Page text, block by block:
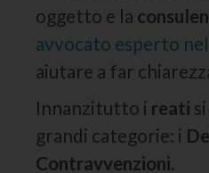
oggetto e la
avvocato esperto
aiutare a far
Innanzitutto i reati
grandi categorie: i
Contravvenzioni.